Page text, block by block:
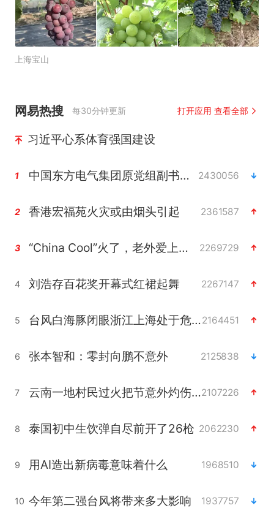
上海宝山
网易热搜 每30分钟更新 打开应用 查看全部
习近平心系体育强国建设
1 中国东方电气集团原党组副书记、董事宋致远被查 2430056
2 香港宏福苑火灾或由烟头引起 2361587
3 “China Cool”火了，老外爱上中国避暑游 2269729
4 刘浩存百花奖开幕式红裙起舞 2267147
5 台风白海豚闭眼浙江上海处于危险半圆2164451
6 张本智和：零封向鹏不意外 2125838
7 云南一地村民过火把节意外灼伤16人2107226
8 泰国初中生饮弹自尽前开了26枪 2062230
9 用AI造出新病毒意味着什么 1968510
10 今年第二强台风将带来多大影响 1937757